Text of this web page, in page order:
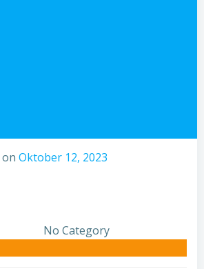
on Oktober 12, 2023
No Category